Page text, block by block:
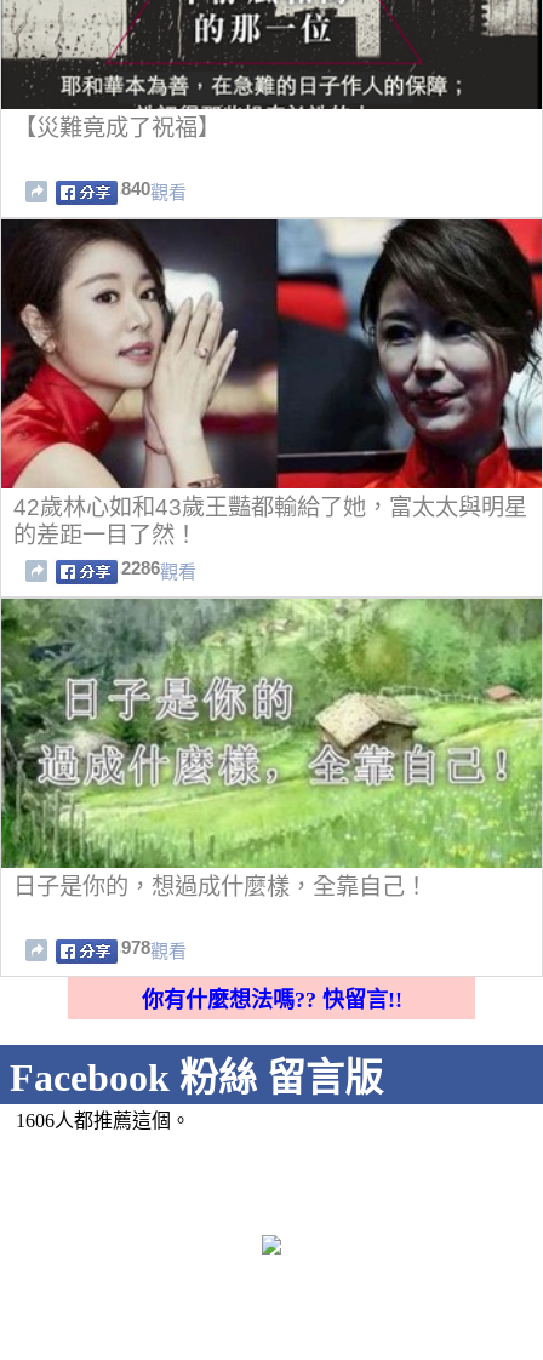
【災難竟成了祝福】
840觀看
42歲林心如和43歲王豔都輸給了她，富太太與明星
的差距一目了然！
2286觀看
日子是你的，想過成什麼樣，全靠自己！
978觀看
你有什麼想法嗎?? 快留言!!
Facebook 粉絲 留言版
1606人都推薦這個。